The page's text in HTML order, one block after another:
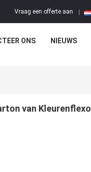
Vraag een offerte aan
ONS NIEUWS
van Kleurenflexo